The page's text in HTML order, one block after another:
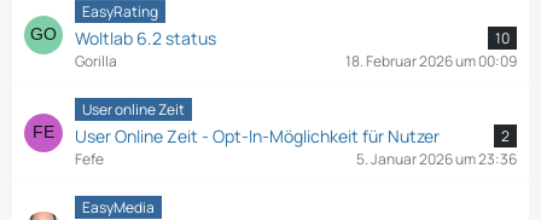
EasyRating
Woltlab 6.2 status
10
Gorilla
18. Februar 2026 um 00:09
User online Zeit
User Online Zeit - Opt-In-Möglichkeit für Nutzer
2
Fefe
5. Januar 2026 um 23:36
EasyMedia